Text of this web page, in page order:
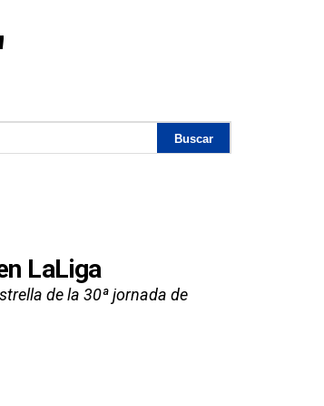
LaLiga
de la 30ª jornada de